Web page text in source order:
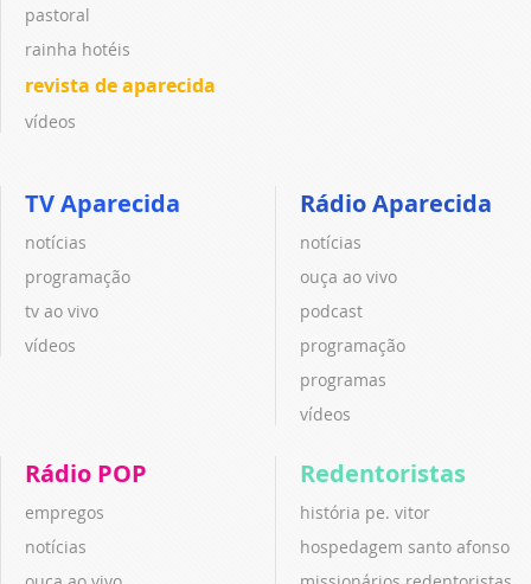
pastoral
rainha hotéis
revista de aparecida
vídeos
TV Aparecida
notícias
programação
tv ao vivo
vídeos
Rádio Aparecida
notícias
ouça ao vivo
podcast
programação
programas
vídeos
Rádio POP
empregos
notícias
Redentoristas
história pe. vitor
hospedagem santo afonso